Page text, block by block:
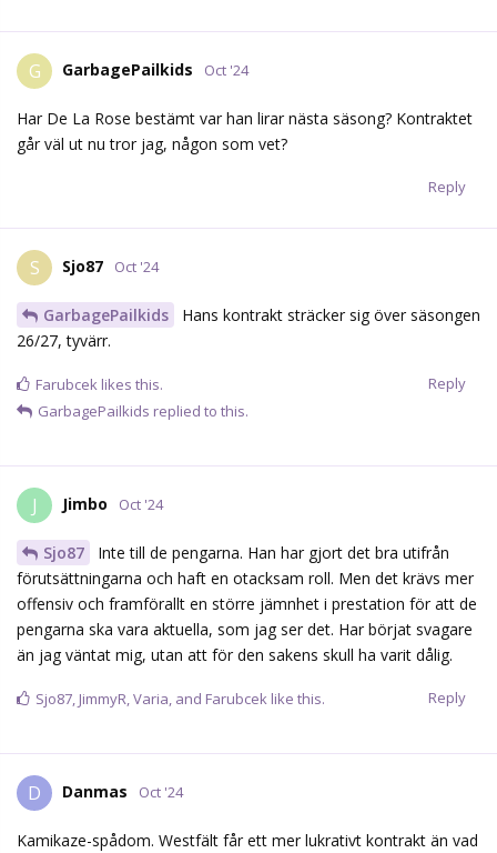
G GarbagePailkids Oct '24
Har De La Rose bestämt var han lirar nästa säsong? Kontraktet
går väl ut nu tror jag, någon som vet?
Reply
S Sjo87 Oct '24
GarbagePailkids
Hans kontrakt sträcker sig över säsongen
26/27, tyvärr.
Reply
Farubcek likes this.
GarbagePailkids replied to this.
J Jimbo Oct '24
Sjo87
Inte till de pengarna. Han har gjort det bra utifrån
förutsättningarna och haft en otacksam roll. Men det krävs mer
offensiv och framförallt en större jämnhet i prestation för att de
pengarna ska vara aktuella, som jag ser det. Har börjat svagare
än jag väntat mig, utan att för den sakens skull ha varit dålig.
Reply
Sjo87, JimmyR,Varia, and Farubcek like this.
D Danmas Oct '24
Kamikaze-spådom. Westfält får ett mer lukrativt kontrakt än vad